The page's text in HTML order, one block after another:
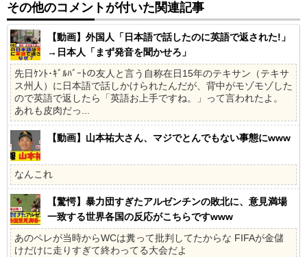
その他のコメントが付いた関連記事
【動画】外国人「日本語で話したのに英語で返された!」
→日本人「まず発音を聞かせろ」
先日ｹﾝﾄ･ｷﾞﾙﾊﾞｰﾄの友人と言う自称在日15年のテキサン（テキサ
ス州人）に日本語で話しかけられたんだが、背中がモゾモゾした
ので英語で返したら「英語お上手ですね。」って言われたよ。
あれも皮肉だっ...
【動画】山本祐大さん、マジでとんでもない事態にwww
なんこれ
【驚愕】暴力団すぎたアルゼンチンの敗北に、意見満場
一致する世界各国の反応がこちらですwww
あのペレが当時からWCは糞って批判してたからな FIFAが金儲
けだけに走りすぎて終わってる大会だよ